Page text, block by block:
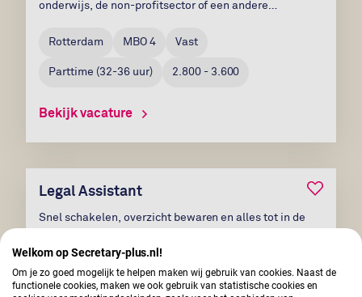
onderwijs, de non-profitsector of een andere
jouw carrière begint hier....
Rotterdam MBO 4 Vast
Parttime (32-36uur) 2.800 - 3.600
Bekijk vacature
Legal Assistant
Snel schakelen, overzicht bewaren en alles tot in de
legal assistant binnen de sectie Ondernemingsrecht
(M&A/overnamerecht) ben jij de steun en toeverlaat
van de advocaten en zorg je ervoor dat complexe
Bewaar
Welkom op Secretary-plus.nl!
Om je zo goed mogelijk te helpen maken wij gebruik van cookies. Naast de
functionele cookies, maken we ook gebruik van statistische cookies en